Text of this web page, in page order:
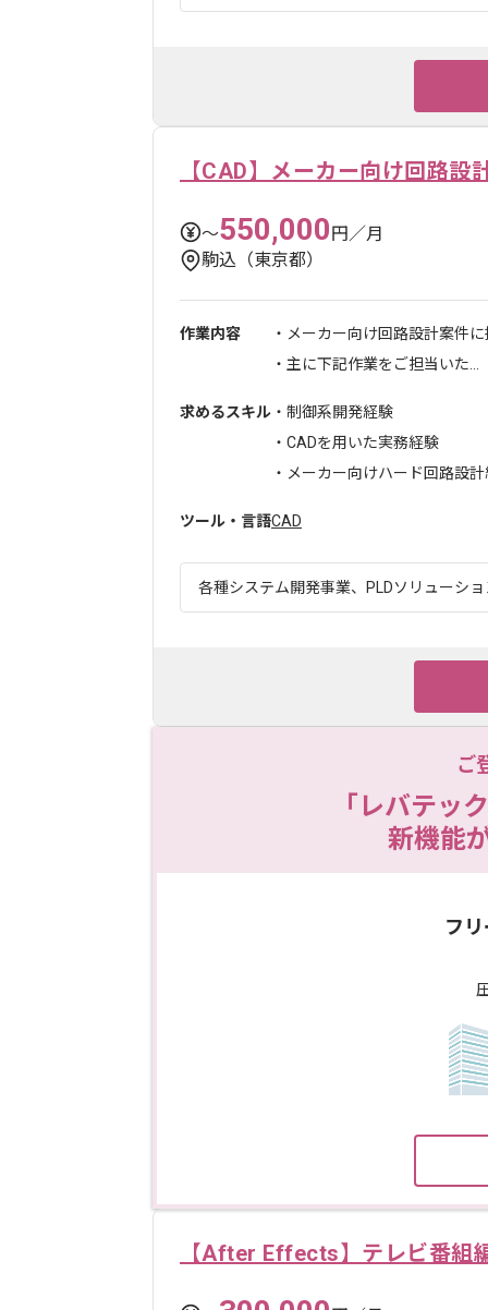
【CAD】メーカー向け回路設
〜550,000円／月
駒込（東京都）
作業内容
・メーカー向け回路設計案件
・主に下記作業をご担当いた...
求めるスキル ・制御系開発経験
・CADを用いた実務経験
・メーカー向けハード回路設
ツール・言語CAD
各種システム開発事業、PLDソリューシ
ご
「レバテッ
新機能
フ
【After Effects】テレビ番組